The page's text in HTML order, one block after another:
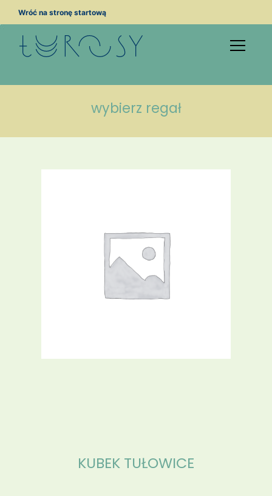
Wróć na stronę startową
wybierz regał
KUBEK TUŁOWICE